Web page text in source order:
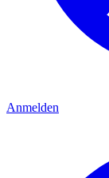
Anmelden